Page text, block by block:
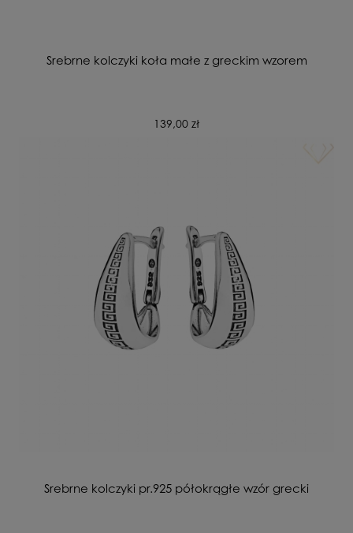
Srebrne kolczyki koła małe z greckim wzorem
139,00 zł
Srebrne kolczyki pr.925 półokrągłe wzór grecki